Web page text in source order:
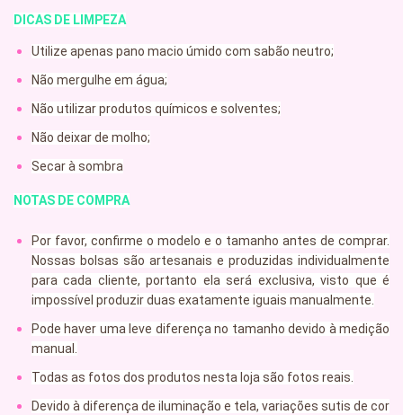
DICAS DE LIMPEZA
Utilize apenas pano macio úmido com sabão neutro;
Não mergulhe em água;
Não utilizar produtos químicos e solventes;
Não deixar de molho;
Secar à sombra
NOTAS DE COMPRA
Por favor, confirme o modelo e o tamanho antes de comprar.
Nossas bolsas são artesanais e produzidas individualmente
para cada cliente, portanto ela será exclusiva, visto que é
impossível produzir duas exatamente iguais manualmente.
Pode haver uma leve diferença no tamanho devido à medição
manual.
Todas as fotos dos produtos nesta loja são fotos reais.
Devido à diferença de iluminação e tela, variações sutis de cor